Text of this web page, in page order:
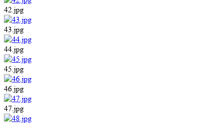
42.jpg
43.jpg
44.jpg
45.jpg
46.jpg
47.jpg